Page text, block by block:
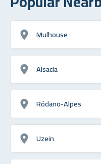
Mulhouse
Alsacia
Ródano-Alpes
Uzein